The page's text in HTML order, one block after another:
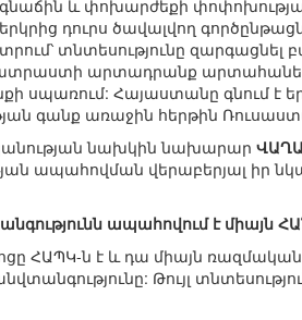
և փոխարժեքի
երկրից դուրս ծավալվող
տնտեսությունը
արտադրանք արտահանել:
Հայաստանը գնում է
գանք առաջին հերթին
նախկին նախարար
ապահովման վերաբերյալ իր
ապահովում է միայն
ՀԱՊԿ-ն է և դա միայն ռազմական
Թույլ